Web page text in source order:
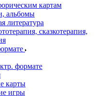
картам
альбомы
литература
сказкотерапия,
формате
карты
игры